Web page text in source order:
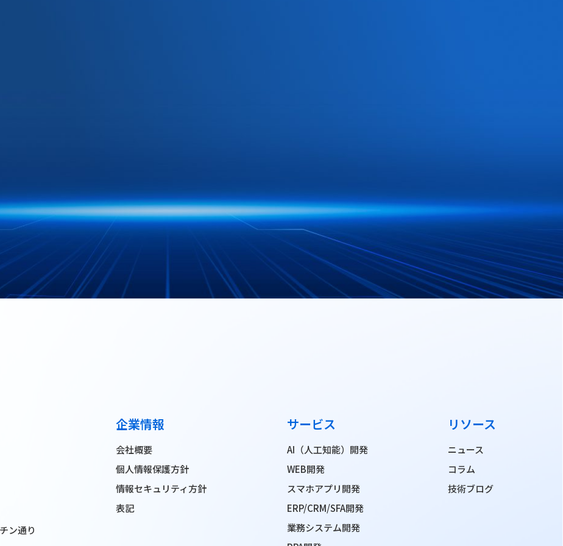
ン通り
企業情報
会社概要
個人情報保護方針
情報セキュリティ方針
表記
サービス
AI（人工知能）開発
WEB開発
スマホアプリ開発
ERP/CRM/SFA開発
業務システム開発
リソース
ニュース
コラム
技術ブログ